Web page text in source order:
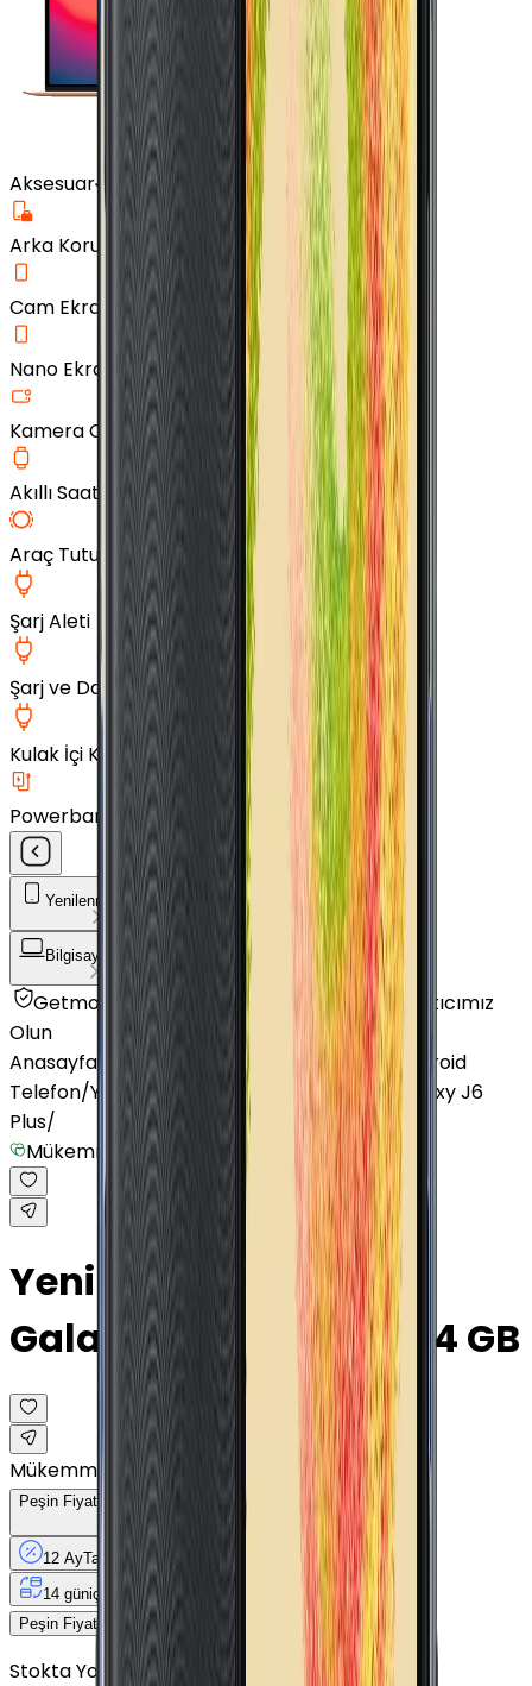
Aksesuar
Arka Koruma Kılıf
Cam Ekran Koruyucu
Nano Ekran Koruyucu
Kamera Cam Koruyucu
Akıllı Saat Aksesuarları
Araç Tutucu
Şarj Aleti
Şarj ve Data Kablosu
Kulak İçi Kulaklık
Powerbank
Yenilenmiş Telefon Akıllı Saat ve Bileklik
Bilgisayar / Tablet Aksesuar
Getmobil Güvencesi Mağazalarımız
Satıcımız
Olun
Anasayfa/ Yenilenmiş Telefon
Yenilenmiş Android
Telefon/Yenilenmiş Samsung
Yenilenmiş Galaxy J6
Plus/
Mükemmel
Yenilenmiş Samsung
Galaxy J6 Plus Mavi 64 GB
Mükemmel
Peşin Fiyatına 12 Taksit 211,17 TL
12 AyTaksit Güvence 4 iş gününde
14 güniçinde iade Yenilenmiş
Cihaz Nedir?
Peşin Fiyatına
12taksit x
2.534 TL
Stokta Yok